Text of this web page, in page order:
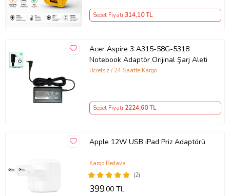
Sepet Fiyatı 314,10 TL
Acer Aspire 3 A315-58G-5318
Notebook Adaptör Orijinal Şarj Aleti
Ücretsiz / 24 Saatte Kargo
Sepet Fiyatı 2224,60 TL
Apple 12W USB iPad Priz Adaptörü
(2)
Kargo Bedava
399,00 TL